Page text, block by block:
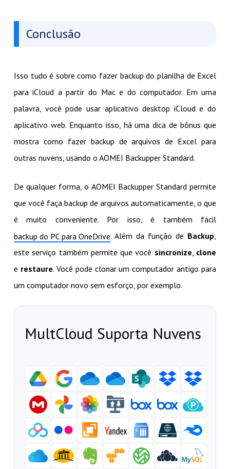
Conclusão
Isso tudo é sobre como fazer backup do planilha de Excel
para iCloud a partir do Mac e do computador. Em uma
palavra, você pode usar aplicativo desktop iCloud e do
aplicativo web. Enquanto isso, há uma dica de bônus que
mostra como fazer backup de arquivos de Excel para
outras nuvens, usando o AOMEI Backupper Standard.
De qualquer forma, o AOMEI Backupper Standard permite
que você faça backup de arquivos automaticamente, o que
é muito conveniente. Por isso, é também fácil
backup do PC para OneDrive. Além da função de Backup,
este serviço também permite que você sincronize, clone
e restaure. Você pode clonar um computador antigo para
um computador novo sem esforço, por exemplo.
MultCloud Suporta Nuvens